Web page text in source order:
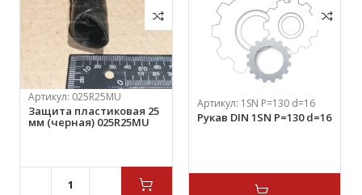
Артикул: 025R25MU
Защита пластиковая 25
мм (черная) 025R25MU
Артикул: 1SN P=130 d=16
Рукав DIN 1SN P=130 d=16